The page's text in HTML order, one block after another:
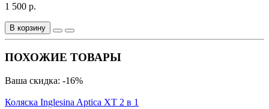
1 500 р.
В корзину
ПОХОЖИЕ ТОВАРЫ
Ваша скидка: -16%
Коляска Inglesina Aptica XT 2 в 1